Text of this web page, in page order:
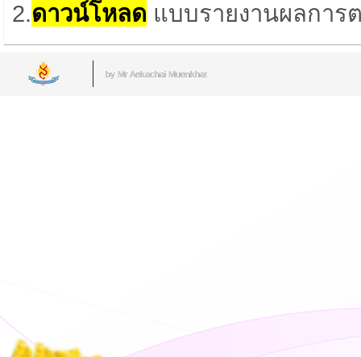
2.ดาวน์โหลด แบบรายงานผลการ
by Mr.Aekachai Muenkhat